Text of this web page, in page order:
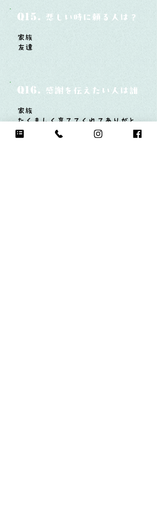
Q15. 悲しい時に頼る人は？
家族
友達
Q16. 感謝を伝えたい人は誰？
家族
たくましく育ててくれてありがと
う